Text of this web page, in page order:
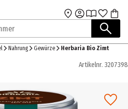
Zum Hauptinhalt
Nahrung Gewürze Herbaria Bio Zimt
Artikelnr. 3207398